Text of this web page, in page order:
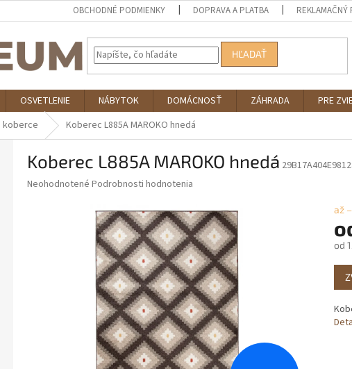
OBCHODNÉ PODMIENKY DOPRAVA A PLATBA REKLAMAČNÝ
HĽADAŤ
OSVETLENIE NÁBYTOK DOMÁCNOSŤ ZÁHRADA
PRE
koberce Koberec L885A MAROKO hnedá
Koberec L885A MAROKO hnedá
Priemerné
Neohodnotené Podrobnosti hodnotenia
až
od